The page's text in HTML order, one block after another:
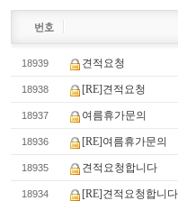
18939 견적요청
18938 [RE]견적요청
18937 여름휴가문의
18936 [RE]여름휴가문의
18935 견적요청합니다
18934 [RE]견적요청합니다